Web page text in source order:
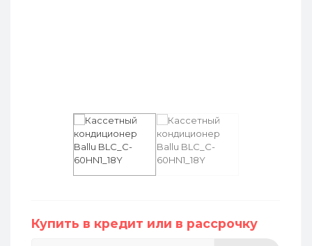
Купить в кредит или в рассрочку